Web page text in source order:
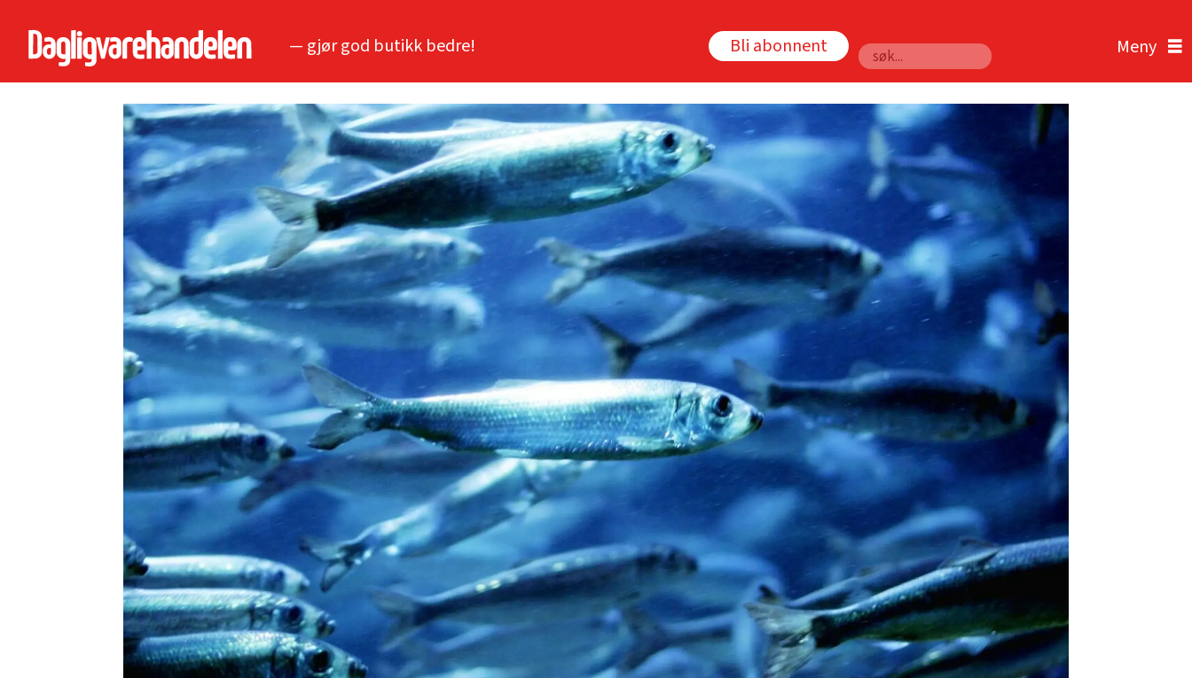
— gjør god butikk bedre! Bli abonnent
Søk